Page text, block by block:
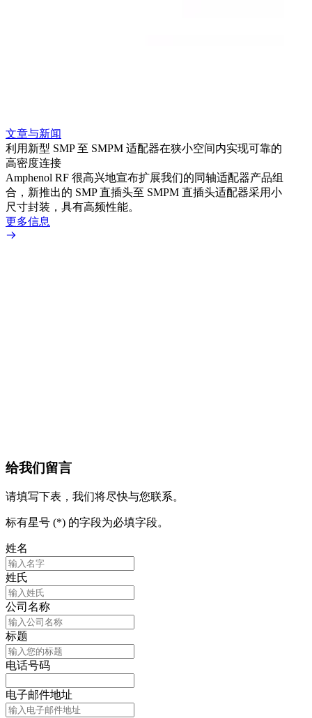
文章与新闻
利用新型 SMP 至 SMPM 适配器在狭小空间内实现可靠的
高密度连接
Amphenol RF 很高兴地宣布扩展我们的同轴适配器产品组
合，新推出的 SMP 直插头至 SMPM 直插头适配器采用小
尺寸封装，具有高频性能。
更多信息
给我们留言
请填写下表，我们将尽快与您联系。
标有星号 (*) 的字段为必填字段。
姓名
姓氏
公司名称
标题
电话号码
电子邮件地址